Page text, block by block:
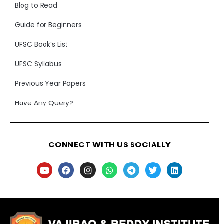
Blog to Read
Guide for Beginners
UPSC Book’s List
UPSC Syllabus
Previous Year Papers
Have Any Query?
CONNECT WITH US SOCIALLY